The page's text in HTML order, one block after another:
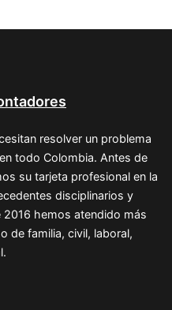
resolver un problema
todo Colombia. Antes de
su tarjeta profesional en la
disciplinarios y
hemos atendido más
de familia, civil, laboral,